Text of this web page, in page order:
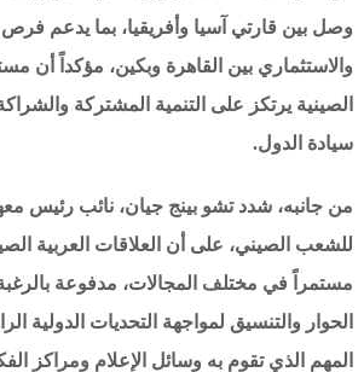
وصل بين قارتي آسيا وأفريقيا، بما يدعم فرص
والاستثماري بين القاهرة وبكين، مؤكداً أن
الصينية يرتكز على التنمية المشتركة
سيادة الدول.
من جانبه، شدد تشو بينج جيان، نائب رئيس
للشعب الصيني، على أن العلاقات العربية
مستمراً في مختلف المجالات، مدفوعة
الحوار والتنسيق لمواجهة التحديات الدولية
المهم الذي تقوم به وسائل الإعلام ومراكز